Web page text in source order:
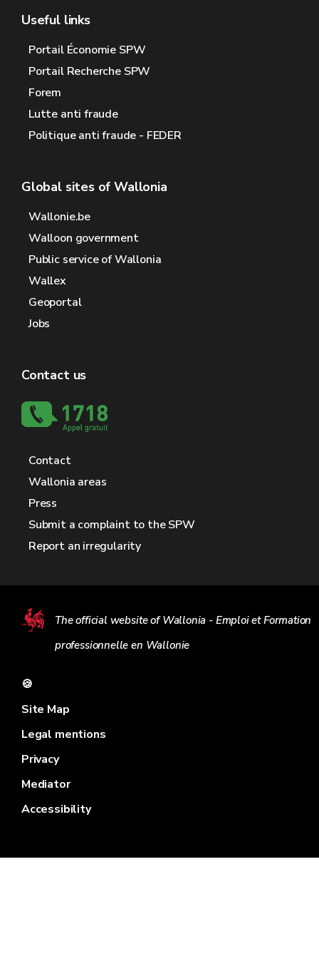
Useful links
Portail Économie SPW
Portail Recherche SPW
Forem
Lutte anti fraude
Politique anti fraude - FEDER
Global sites of Wallonia
Wallonie.be
Walloon government
Public service of Wallonia
Wallex
Geoportal
Jobs
Contact us
Contact
Wallonia areas
Press
Submit a complaint to the SPW
Report an irregularity
The official website of Wallonia - Emploi et Formation
professionnelle en Wallonie
🍪
Site Map
Legal mentions
Privacy
Mediator
Accessibility